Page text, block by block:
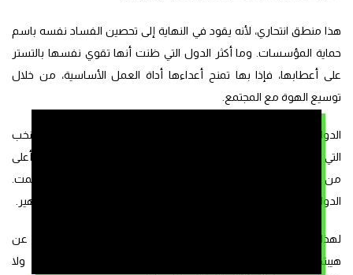
هذا منطق انتحاري، لأنه يقود في النهاية إلى تحصين الفساد نفسه باسم
حماية المؤسسات. وما أكثر الدول التي ظنت أنها تقوي نفسها بالتستر
على أعطابها، فإذا بها تمنح أعداءها أداة العمل الأساسية، من خلال
توسيع الهوة مع المجتمع.
الدولة لا تقوى حين تصمت على الاغتناء غير المبرر، ولا حين تحمي النخب
التي استثمرت فيها طويلا رغم أن كلفتها الرمزية والأخلاقية صارت أعلى
من منفعتها، ولا حين تترك الرأي العام يتخبط بين التسريب والصمت.
الدولة تقوى حين تجعل من نفسها، هي أولا، أداة فرز ومساءلة وتطهير.
لهذا فإن الطريق الوحيد الجدي لتقوية الدولة ليس تكثيف الخطب عن
هيبتها، ولا شحن الرأي العام ضد “الاستهداف الخارجي” المحتمل، ولا